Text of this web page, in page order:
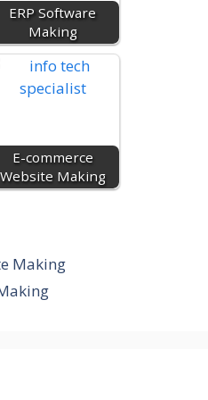
ERP Software
Making
E-commerce
Website Making
Making